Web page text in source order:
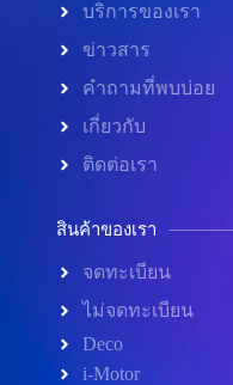
บริการของเรา
ข่าวสาร
คำถามที่พบบ่อย
เกี่ยวกับ
ติดต่อเรา
สินค้าของเรา
จดทะเบียน
ไม่จดทะเบียน
Deco
i-Motor